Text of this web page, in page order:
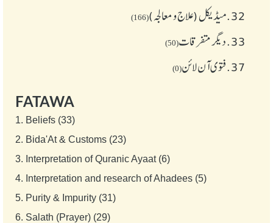
32. میڈیکل (علاج و معالجہ)(166)
33. دیگر متفرقات(50)
37. فتوی آن لائن(0)
FATAWA
1. Beliefs (33)
2. Bida'At & Customs (23)
3. Interpretation of Quranic Ayaat (6)
4. Interpretation and research of Ahadees (5)
5. Purity & Impurity (31)
6. Salath (Prayer) (29)